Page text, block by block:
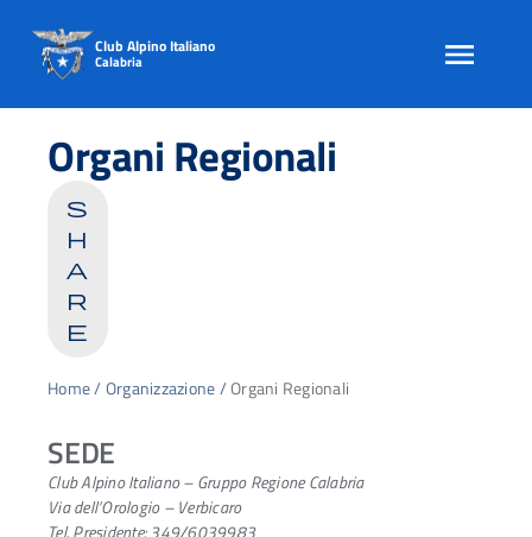
content
Club Alpino Italiano
Calabria
Organi Regionali
s
h
a
r
e
Home/Organizzazione/Organi Regionali
SEDE
Club Alpino Italiano – Gruppo Regione Calabria
Via dell’Orologio – Verbicaro